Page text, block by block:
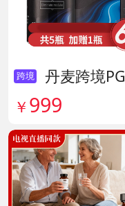
跨境
丹麦跨境PG结节消复合片 货号138605
￥ 999